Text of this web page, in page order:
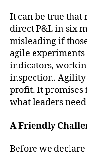
It can be true that
direct P&L in six
misleading if
agile
indicators,
inspection. Agility
profit. It promises
what leaders
A Friendly
Before we